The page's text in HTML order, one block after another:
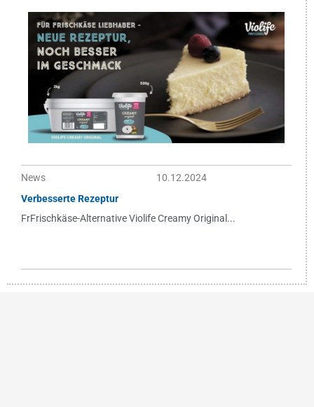
News
10.12.2024
Verbesserte Rezeptur
FrFrischkäse-Alternative Violife Creamy Original...